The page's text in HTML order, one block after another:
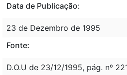
Data de Publicação:
23 de Dezembro de 1995
Fonte:
D.O.U de 23/12/1995, pág. nº